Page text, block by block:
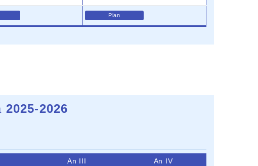
Plan
2025-2026
An III An IV